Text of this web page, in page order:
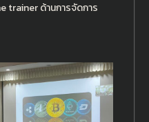
trainer ด้านการจัดการ